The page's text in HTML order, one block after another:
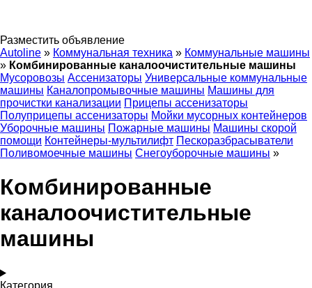
Разместить объявление
Autoline » Коммунальная техника » Коммунальные машины
» Комбинированные каналоочистительные машины
Мусоровозы Ассенизаторы Универсальные коммунальные
машины Каналопромывочные машины Машины для
прочистки канализации Прицепы ассенизаторы
Полуприцепы ассенизаторы Мойки мусорных контейнеров
Уборочные машины Пожарные машины Машины скорой
помощи Контейнеры-мультилифт Пескоразбрасыватели
Поливомоечные машины Снегоуборочные машины »
Комбинированные
каналоочистительные
машины
Категория